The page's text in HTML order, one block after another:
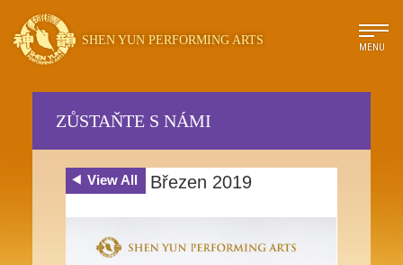
SHEN YUN PERFORMING ARTS
MENU
ZŮSTAŇTE S NÁMI
View All Březen 2019